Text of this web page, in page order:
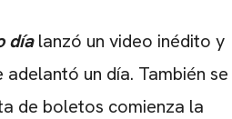
díalanzó un video inédito y
un día. También se
de boletos comienza la